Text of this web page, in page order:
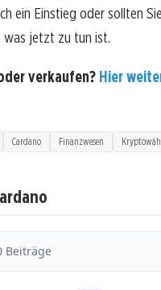
ein Einstieg oder sollten
was jetzt zu tun ist.
verkaufen? Hier
Cardano Finanzwesen